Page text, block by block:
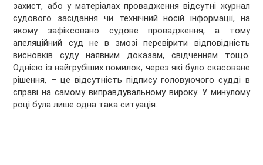
захист, або у матеріалах провадження відсутні журнал
судового засідання чи технічний носій інформації, на
якому зафіксовано судове провадження, а тому
апеляційний суд не в змозі перевірити відповідність
висновків суду наявним доказам, свідченням тощо.
Однією із найгрубіших помилок, через які було скасоване
рішення, – це відсутність підпису головуючого судді в
справі на самому виправдувальному вироку. У минулому
році була лише одна така ситуація.